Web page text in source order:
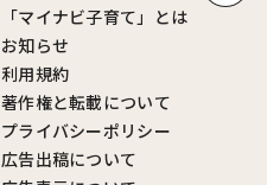
「マイナビ子育て」とは
お知らせ
利用規約
著作権と転載について
プライバシーポリシー
広告出稿について